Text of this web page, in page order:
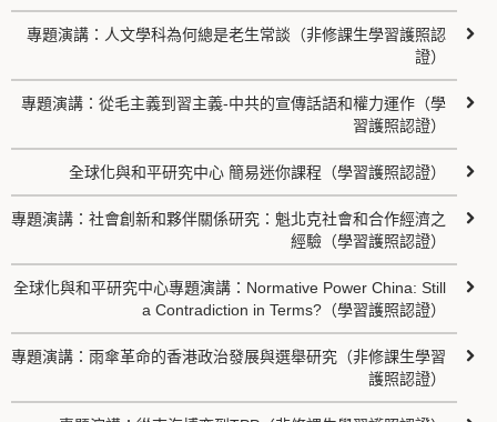
專題演講：人文學科為何總是老生常談（非修課生學習護照認
證）
專題演講：從毛主義到習主義-中共的宣傳話語和權力運作（學
習護照認證）
全球化與和平研究中心 簡易迷你課程（學習護照認證）
專題演講：社會創新和夥伴關係研究：魁北克社會和合作經濟之
經驗（學習護照認證）
全球化與和平研究中心專題演講：Normative Power China: Still
a Contradiction in Terms?（學習護照認證）
專題演講：雨傘革命的香港政治發展與選舉研究（非修課生學習
護照認證）